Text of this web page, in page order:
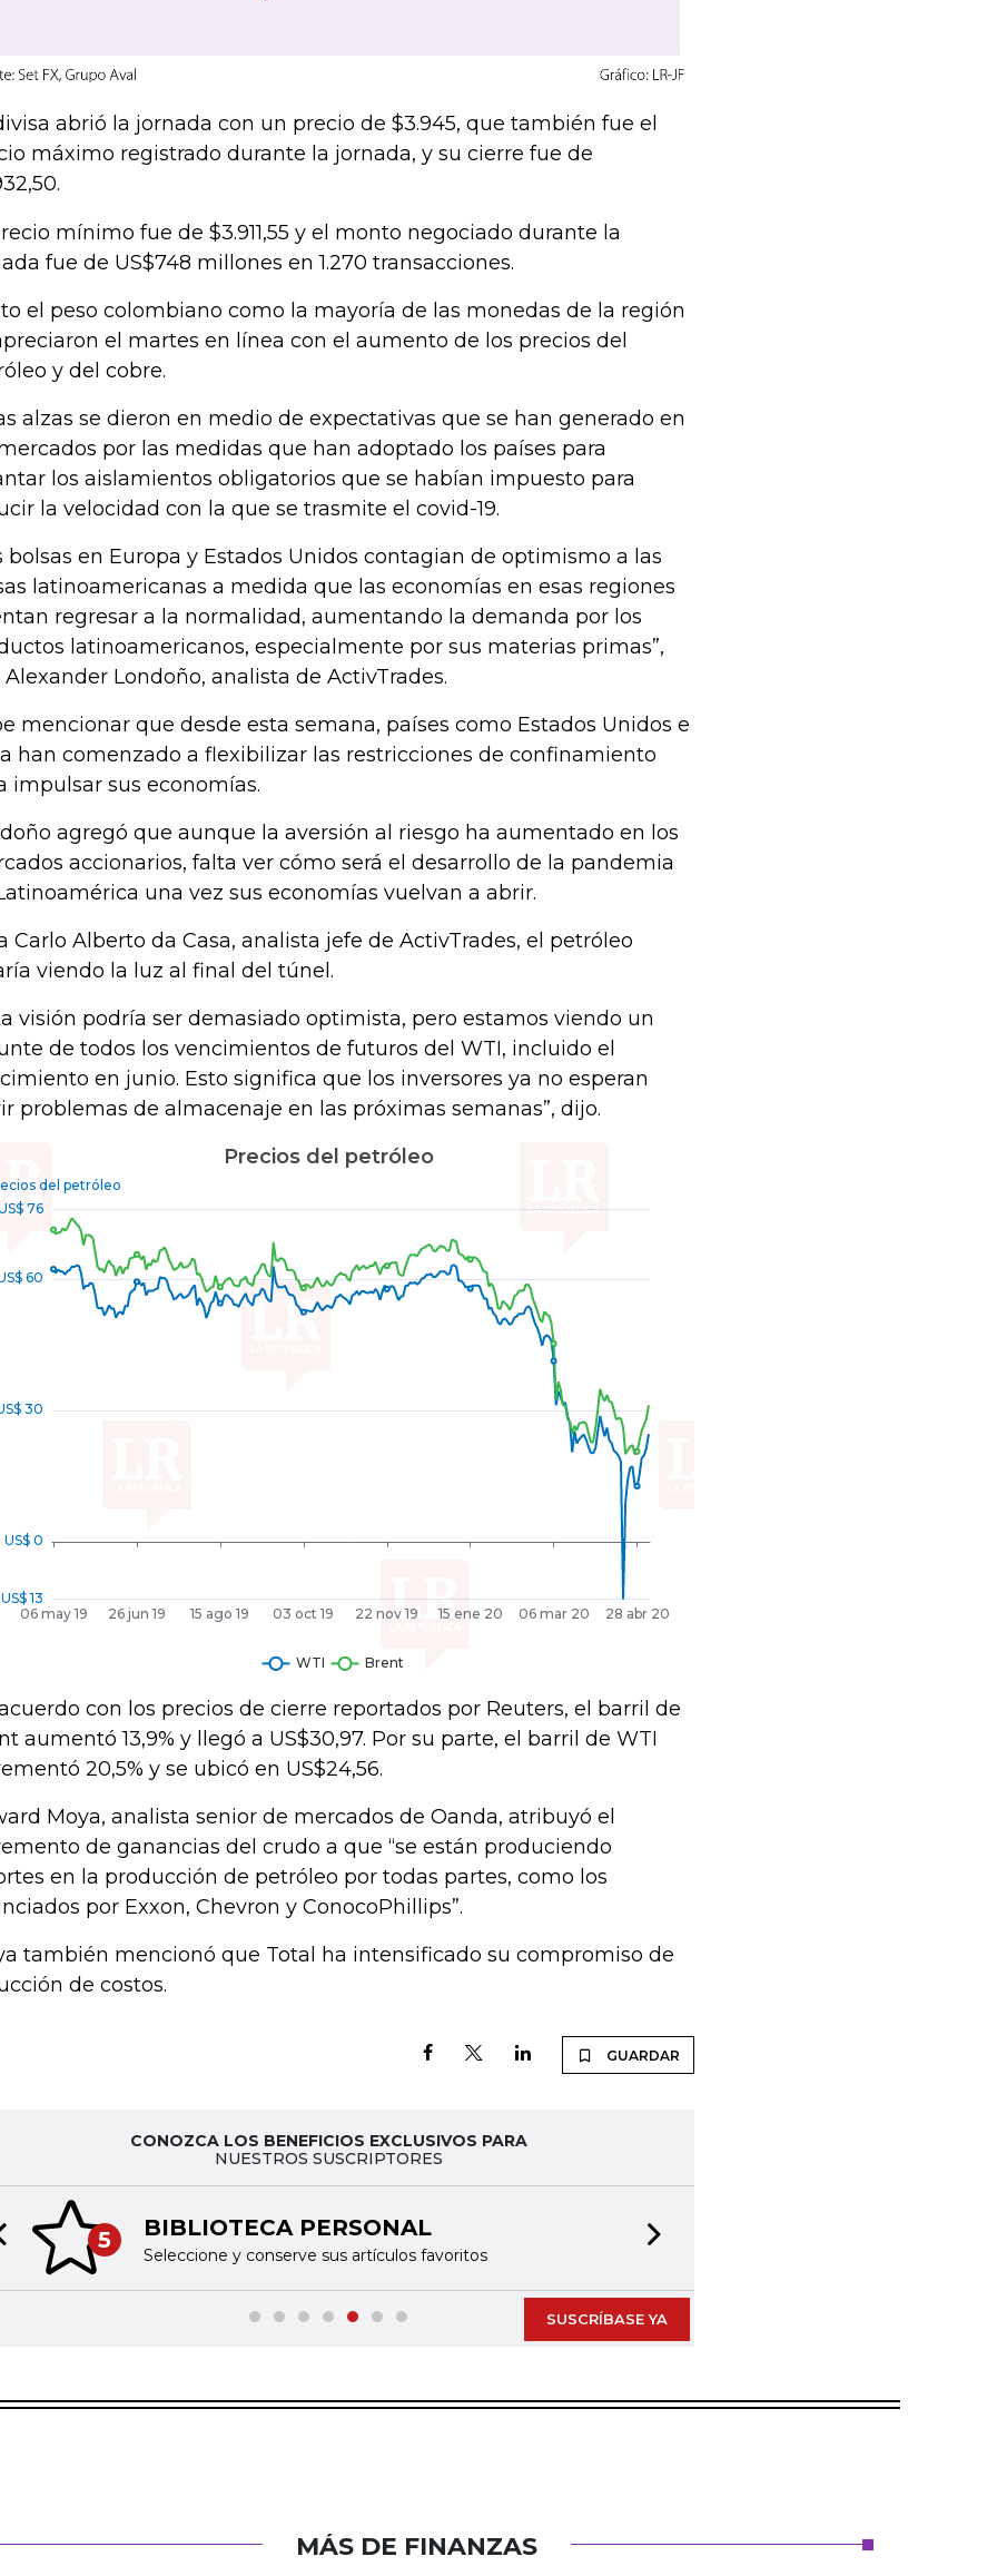
abrió la jornada con un precio de $3.945, que también fue el
máximo registrado durante la jornada, y su cierre fue de
mínimo fue de $3.911,55 y el monto negociado durante la
fue de US$748 millones en 1.270 transacciones.
el peso colombiano como la mayoría de las monedas de la región
el martes en línea con el aumento de los precios del
y del cobre.
alzas se dieron en medio de expectativas que se han generado en
por las medidas que han adoptado los países para
los aislamientos obligatorios que se habían impuesto para
la velocidad con la que se trasmite el covid-19.
bolsas en Europa y Estados Unidos contagian de optimismo a las
latinoamericanas a medida que las economías en esas regiones
regresar a la normalidad, aumentando la demanda por los
latinoamericanos, especialmente por sus materias primas”,
Londoño, analista de ActivTrades.
mencionar que desde esta semana, países como Estados Unidos e
han comenzado a flexibilizar las restricciones de confinamiento
impulsar sus economías.
agregó que aunque la aversión al riesgo ha aumentado en los
accionarios, falta ver cómo será el desarrollo de la pandemia
una vez sus economías vuelvan a abrir.
Carlo Alberto da Casa, analista jefe de ActivTrades, el petróleo
viendo la luz al final del túnel.
visión podría ser demasiado optimista, pero estamos viendo un
de todos los vencimientos de futuros del WTI, incluido el
en junio. Esto significa que los inversores ya no esperan
problemas de almacenaje en las próximas semanas”, dijo.
con los precios de cierre reportados por Reuters, el barril de
aumentó 13,9% y llegó a US$30,97. Por su parte, el barril de WTI
20,5% y se ubicó en US$24,56.
Moya, analista senior de mercados de Oanda, atribuyó el
de ganancias del crudo a que “se están produciendo
en la producción de petróleo por todas partes, como los
por Exxon, Chevron y ConocoPhillips”.
también mencionó que Total ha intensificado su compromiso de
de costos.
GUARDAR
CONOZCA LOS BENEFICIOS EXCLUSIVOS PARA
NUESTROS SUSCRIPTORES
5 BIBLIOTECA PERSONAL
Seleccione y conserve sus artículos favoritos
slide
SUSCRÍBASE YA
MÁS DE FINANZAS